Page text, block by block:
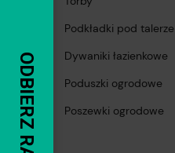
Podkładki pod talerze
Dywaniki łazienkowe
Poduszki ogrodowe
Poszewki ogrodowe